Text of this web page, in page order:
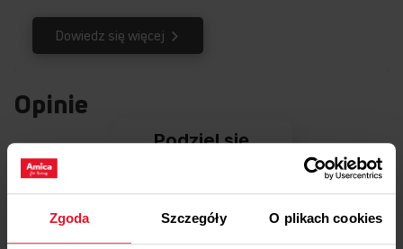
Zgoda Szczegóły O plikach cookies
Dowiedz się więcej
Opinie
Podziel się